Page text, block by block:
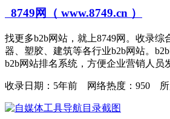
8749网（ www.8749.cn ）
找更多b2b网站，就上8749网。收录综
器、塑胶、建筑等各行业b2b网站。
b2b网站排名系统，方便企业营销人员
收录日期： 5年前 网络热度：950 所